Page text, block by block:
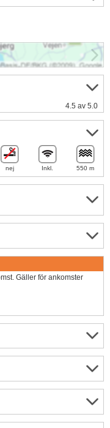
4.5 av 5.0
nej Inkl. 550 m
Gäller för ankomster